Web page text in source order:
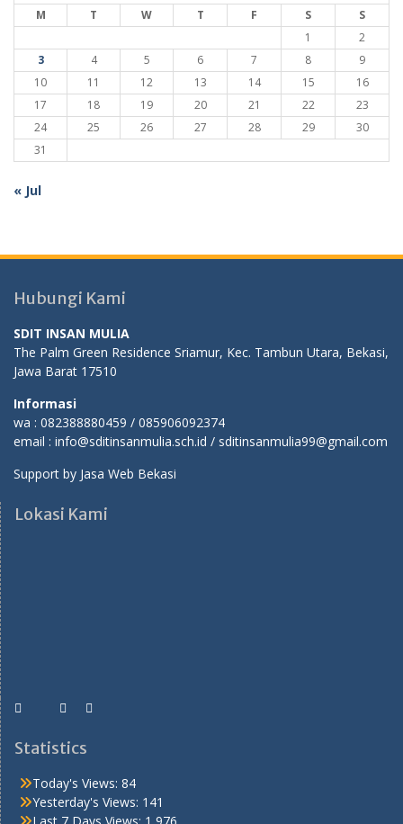
M T W T F S
S
1
2
3
4 5 6 7 8
9
10
11 12 13 14 15
16
17
18 19 20 21 22
23
24
25 26 27 28 29
30
31
« Jul
Hubungi Kami
SDIT INSAN MULIA
The Palm Green Residence Sriamur, Kec. Tambun Utara, Bekasi,
Jawa Barat 17510
Informasi
wa : 082388880459 / 085906092374
email : info@sditinsanmulia.sch.id / sditinsanmulia99@gmail.com
Support by Jasa Web Bekasi
Lokasi Kami
Statistics
Today's Views: 84
Yesterday's Views: 141
Last 7 Days Views: 1,976